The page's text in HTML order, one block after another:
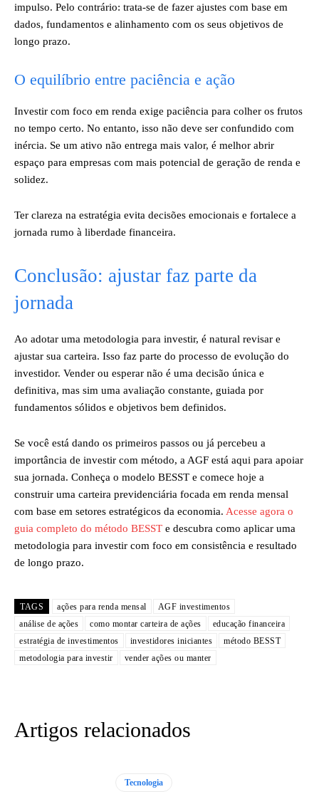
impulso. Pelo contrário: trata-se de fazer ajustes com base em
dados, fundamentos e alinhamento com os seus objetivos de
longo prazo.
O equilíbrio entre paciência e ação
Investir com foco em renda exige paciência para colher os frutos
no tempo certo. No entanto, isso não deve ser confundido com
inércia. Se um ativo não entrega mais valor, é melhor abrir
espaço para empresas com mais potencial de geração de renda e
solidez.
Ter clareza na estratégia evita decisões emocionais e fortalece a
jornada rumo à liberdade financeira.
Conclusão: ajustar faz parte da
jornada
Ao adotar uma metodologia para investir, é natural revisar e
ajustar sua carteira. Isso faz parte do processo de evolução do
investidor. Vender ou esperar não é uma decisão única e
definitiva, mas sim uma avaliação constante, guiada por
fundamentos sólidos e objetivos bem definidos.
Se você está dando os primeiros passos ou já percebeu a
importância de investir com método, a AGF está aqui para apoiar
sua jornada. Conheça o modelo BESST e comece hoje a
construir uma carteira previdenciária focada em renda mensal
com base em setores estratégicos da economia. Acesse agora o
guia completo do método BESST e descubra como aplicar uma
metodologia para investir com foco em consistência e resultado
de longo prazo.
TAGS ações para renda mensal
AGF investimentos
análise de ações
como montar carteira de ações
educação financeira
estratégia de investimentos
investidores iniciantes
método BESST
metodologia para investir
vender ações ou manter
Artigos relacionados
Tecnologia